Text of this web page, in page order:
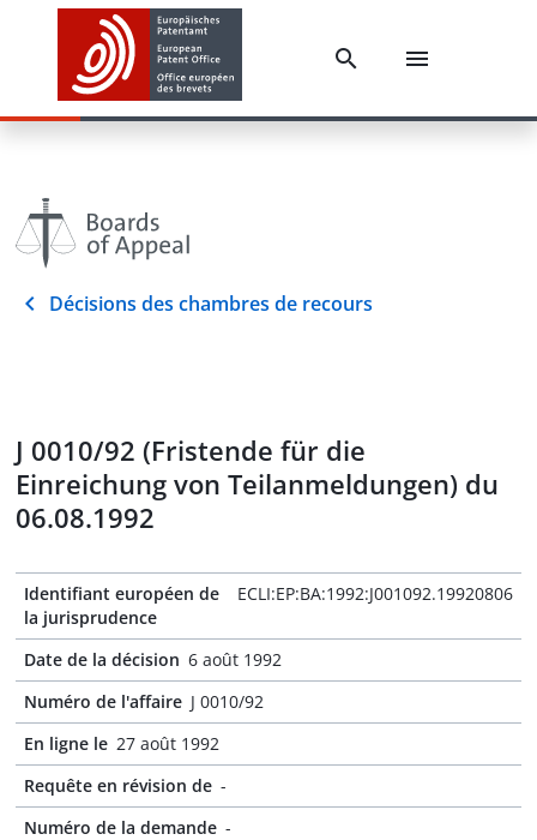
Décisions des chambres de recours
J 0010/92 (Fristende für die
Einreichung von Teilanmeldungen) du
06.08.1992
Identifiant européen de
la jurisprudence
ECLI:EP:BA:1992:J001092.19920806
Date de la décision 6 août 1992
Numéro de l'affaire J 0010/92
En ligne le 27 août 1992
Requête en révision de -
Numéro de la demande -